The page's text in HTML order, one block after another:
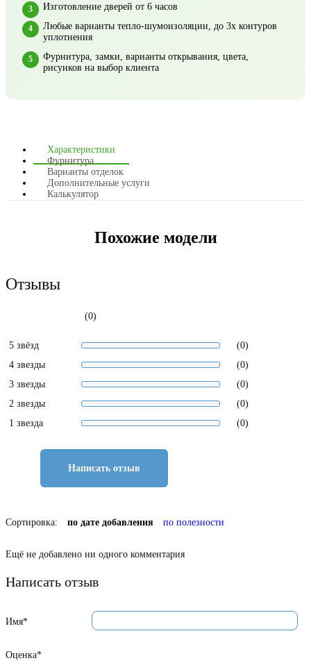
Изготовление дверей от 6 часов
Любые варианты тепло-шумоизоляции, до 3х контуров
уплотнения
Фурнитура, замки, варианты открывания, цвета,
рисунков на выбор клиента
Характеристики
Фурнитура
Варианты отделок
Дополнительные услуги
Калькулятор
Похожие модели
Отзывы
(0)
5 звёзд
(0)
4 звезды
(0)
3 звезды
(0)
2 звезды
(0)
1 звезда
(0)
Написать отзыв
Сортировка: по дате добавления по полезности
Ещё не добавлено ни одного комментария
Написать отзыв
Имя*
Оценка*